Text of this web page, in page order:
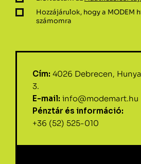
Hozzájárulok, hogy a MODEM
számomra
Cím: 4026 Debrecen,
3.
E-mail: info@modemart.hu
Pénztár és információ:
+36 (52) 525-010